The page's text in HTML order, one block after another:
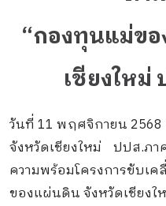
“กองทุนแม่ข
เชียงใหม่
วันที่ 11 พฤศจิกายน
จังหวัดเชียงใหม่ ปปส.ภ
ความพร้อมโครงการขับเ
ของแผ่นดิน จังหวัดเชียงใ